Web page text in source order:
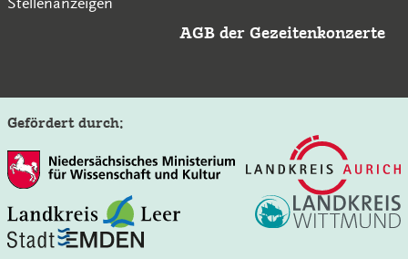
AGB der Gezeitenkonzerte
Gefördert durch:
Auf der Seite der Gezeitenkonzerte suchen: